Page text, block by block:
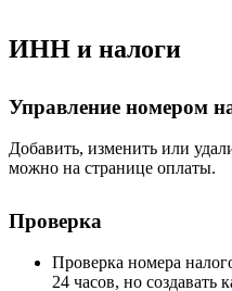
ИНН и налоги
Управление номером
Добавить, изменить или
можно на странице оплаты.
Проверка
Проверка номера
24 часов, но создавать